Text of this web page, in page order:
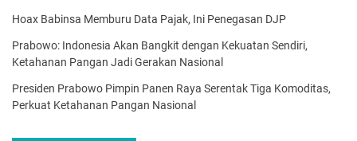
Hoax Babinsa Memburu Data Pajak, Ini Penegasan DJP
Prabowo: Indonesia Akan Bangkit dengan Kekuatan Sendiri,
Ketahanan Pangan Jadi Gerakan Nasional
Presiden Prabowo Pimpin Panen Raya Serentak Tiga Komoditas,
Perkuat Ketahanan Pangan Nasional